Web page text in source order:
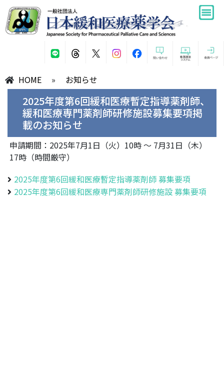
HOME » お知らせ
2025年度第6回緩和医療暫定指導薬剤師、
緩和医療専門薬剤師研修施設募集要項掲
載のお知らせ
申請期間：2025年7月1日（火）10時 ～ 7月31日（木）
17時（時間厳守）
2025年度第6回緩和医療暫定指導薬剤師 募集要項
2025年度第6回緩和医療専門薬剤師研修施設 募集要項